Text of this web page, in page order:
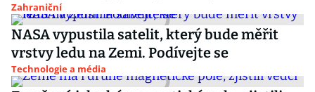
Zahraniční
NASA vypustila satelit, který bude měřit
vrstvy ledu na Zemi. Podívejte se
Technologie a média